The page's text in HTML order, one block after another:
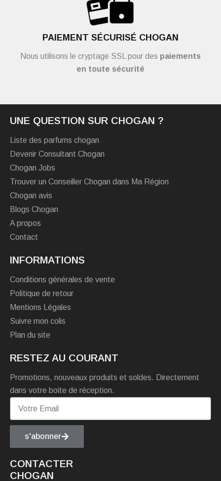
PAIEMENT SÉCURISÉ CHOGAN
Nous utilisons le cryptage SSL pour des paiements
en toute sécurité
UNE QUESTION SUR CHOGAN ?
Liste des parfums chogan
Devenir Consultant Chogan
Chogan Jobs
Trouver un Conseiller Chogan dans Ma Région
Chogan avis
Blogs Chogan
A propos
Contact
INFORMATIONS
Conditions générales de vente
Politique de retour
Mentions Légales
Suivre mon colis
Plan du site
RESTEZ AU COURANT
Promotions, nouveaux produits et soldes. Directement
dans votre boite de réception.
s'abonner
CONTACTER
CHOGAN